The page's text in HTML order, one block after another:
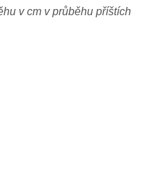
v cm v průběhu příštích